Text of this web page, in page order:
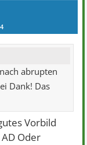
abrupten
Dank! Das
Vorbild
Oder